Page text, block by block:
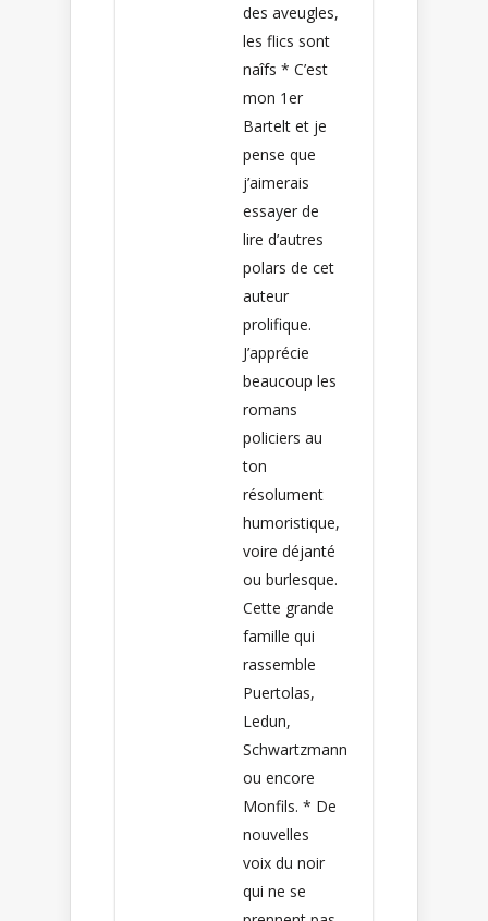
des aveugles,
les flics sont
naîfs * C’est
mon 1er
Bartelt et je
pense que
j’aimerais
essayer de
lire d’autres
polars de cet
auteur
prolifique.
J’apprécie
beaucoup les
romans
policiers au
ton
résolument
humoristique,
voire déjanté
ou burlesque.
Cette grande
famille qui
rassemble
Puertolas,
Ledun,
Schwartzmann
ou encore
Monfils. * De
nouvelles
voix du noir
qui ne se